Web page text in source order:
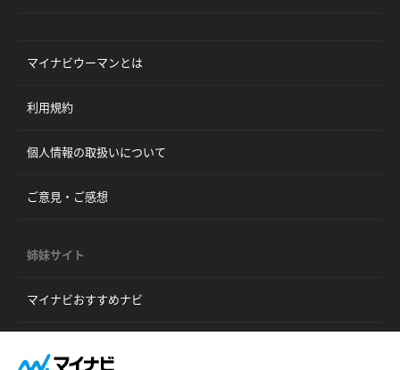
マイナビウーマンとは
利用規約
個人情報の取扱いについて
ご意見・ご感想
姉妹サイト
マイナビおすすめナビ